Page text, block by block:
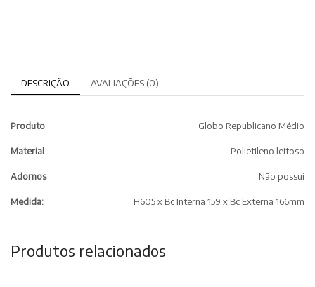
DESCRIÇÃO AVALIAÇÕES (0)
Produto Globo Republicano Médio
Material Polietileno leitoso
Adornos Não possui
Medida: H605 x Bc Interna 159 x Bc Externa 166mm
Produtos relacionados